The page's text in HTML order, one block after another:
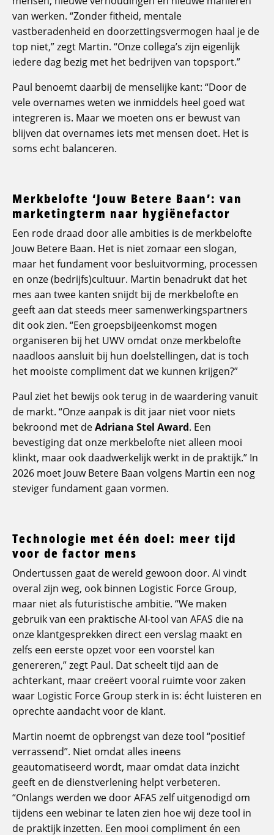
van werken. “Zonder fitheid, mentale
vastberadenheid en doorzettingsvermogen haal je de
top niet,” zegt Martin. “Onze collega’s zijn eigenlijk
iedere dag bezig met het bedrijven van topsport.”
Paul benoemt daarbij de menselijke kant: “Door de
vele overnames weten we inmiddels heel goed wat
integreren is. Maar we moeten ons er bewust van
blijven dat overnames iets met mensen doet. Het is
soms echt balanceren.
Merkbelofte ‘Jouw Betere Baan’: van
marketingterm naar hygiënefactor
Een rode draad door alle ambities is de merkbelofte
Jouw Betere Baan. Het is niet zomaar een slogan,
maar het fundament voor besluitvorming, processen
en onze (bedrijfs)cultuur. Martin benadrukt dat het
mes aan twee kanten snijdt bij de merkbelofte en
geeft aan dat steeds meer samenwerkingspartners
dit ook zien. “Een groepsbijeenkomst mogen
organiseren bij het UWV omdat onze merkbelofte
naadloos aansluit bij hun doelstellingen, dat is toch
het mooiste compliment dat we kunnen krijgen?”
Paul ziet het bewijs ook terug in de waardering vanuit
de markt. “Onze aanpak is dit jaar niet voor niets
bekroond met deAdriana Stel Award. Een
bevestiging dat onze merkbelofte niet alleen mooi
klinkt, maar ook daadwerkelijk werkt in de praktijk.” In
2026 moet Jouw Betere Baan volgens Martin een nog
steviger fundament gaan vormen.
Technologie met één doel: meer tijd
voor de factor mens
Ondertussen gaat de wereld gewoon door. AI vindt
overal zijn weg, ook binnen Logistic Force Group,
maar niet als futuristische ambitie. “We maken
gebruik van een praktische AI-tool van AFAS die na
onze klantgesprekken direct een verslag maakt en
zelfs een eerste opzet voor een voorstel kan
genereren,” zegt Paul. Dat scheelt tijd aan de
achterkant, maar creëert vooral ruimte voor zaken
waar Logistic Force Group sterk in is: écht luisteren en
oprechte aandacht voor de klant.
Martin noemt de opbrengst van deze tool “positief
verrassend”. Niet omdat alles ineens
geautomatiseerd wordt, maar omdat data inzicht
geeft en de dienstverlening helpt verbeteren.
“Onlangs werden we door AFAS zelf uitgenodigd om
tijdens een webinar te laten zien hoe wij deze tool in
de praktijk inzetten. Een mooi compliment én een